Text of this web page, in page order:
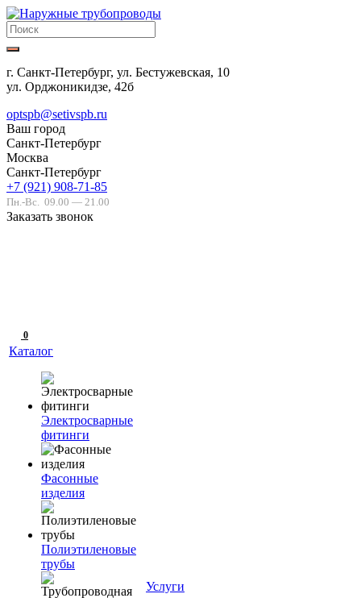
г. Санкт-Петербург, ул. Бестужевская, 10
ул. Орджоникидзе, 42б
optspb@setivspb.ru
Ваш город
Санкт-Петербург
Москва
Санкт-Петербург
+7 (921) 908-71-85
Пн.-Вс. 09.00 — 21.00
Заказать звонок
0
Каталог
Электросварные
фитинги
Фасонные
изделия
Полиэтиленовые
трубы
Услуги